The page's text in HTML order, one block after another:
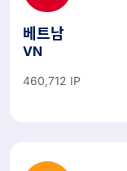
베트남
VN
460,712 IP